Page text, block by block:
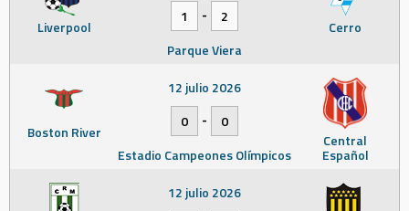
Liverpool Cerro
1
-
2
Parque Viera
Boston River Central
Español
12 julio 2026
0
-
0
Estadio Campeones Olímpicos
12 julio 2026